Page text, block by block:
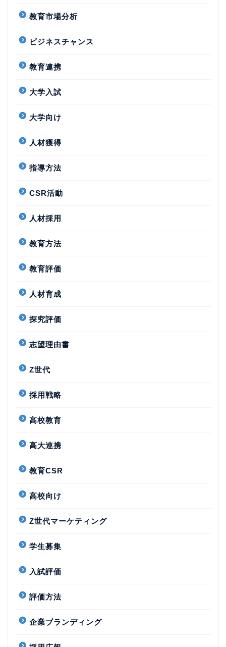
教育市場分析
ビジネスチャンス
教育連携
大学入試
大学向け
人材獲得
指導方法
CSR活動
人材採用
教育方法
教育評価
人材育成
探究評価
志望理由書
Z世代
採用戦略
高校教育
高大連携
教育CSR
高校向け
Z世代マーケティング
学生募集
入試評価
評価方法
企業ブランディング